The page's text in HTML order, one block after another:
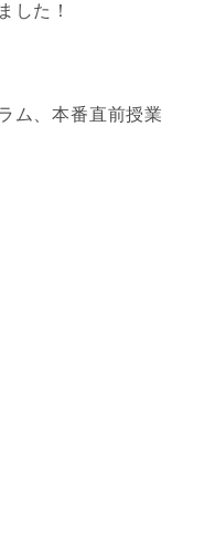
した！
ム、本番直前授業